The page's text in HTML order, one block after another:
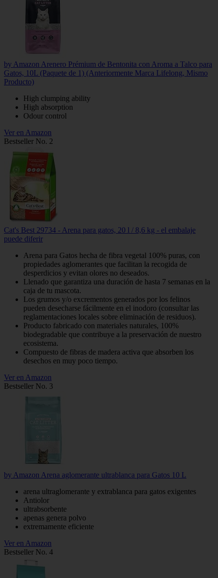
by Amazon Arenero Prémium de Bentonita con Aroma a Talco para
Gatos, 10L (Paquete de 1) (Anteriormente Marca Lifelong, Mismo
Producto)
High clumping ability
High absorption
Odour control
Ver en Amazon
Bestseller No. 2
Cat's Best 29734 - Arena para gatos, 20 l / 8,6 kg - el embalaje
puede diferir
Arena para Gatos hecha de fibra vegetal 100% puras, con
propiedades aglomerantes que facilitan la recogida de
desperdicios y evitan olores no deseados.
Llenado que garantiza una duración de hasta 7 semanas en la
caja de tu mascota.
Los grumos y/o excrementos generados por los felinos
pueden desecharse fácilmente en el inodoro (consultar las
reglamentaciones locales sobre eliminación de residuos).
Producto fabricado con materiales naturales, 100%
biodegradable que contribuye a la preservación de nuestro
ecosistema.
Compuesto de fibras de madera activa que absorben los
desechos en muy poco tiempo.
Ver en Amazon
Bestseller No. 3
by Amazon Arena aglomerante ultrablanca para Gatos 10 L
arena ultraglomerante y extrablanca para gatos exigentes
Antiolor
ultrabsorbente
apenas genera polvo
extremamente eficiente
Ver en Amazon
Bestseller No. 4